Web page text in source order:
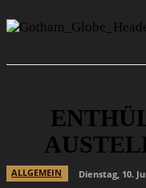
ALLGEMEIN
Dienstag, 10.